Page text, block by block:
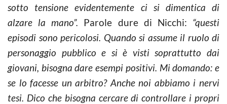
sotto tensione evidentemente ci si dimentica di
alzare la mano”. Parole dure di Nicchi: “questi
episodi sono pericolosi. Quando si assume il ruolo di
personaggio pubblico e si è visti soprattutto dai
giovani, bisogna dare esempi positivi. Mi domando: e
se lo facesse un arbitro? Anche noi abbiamo i nervi
tesi. Dico che bisogna cercare di controllare i propri